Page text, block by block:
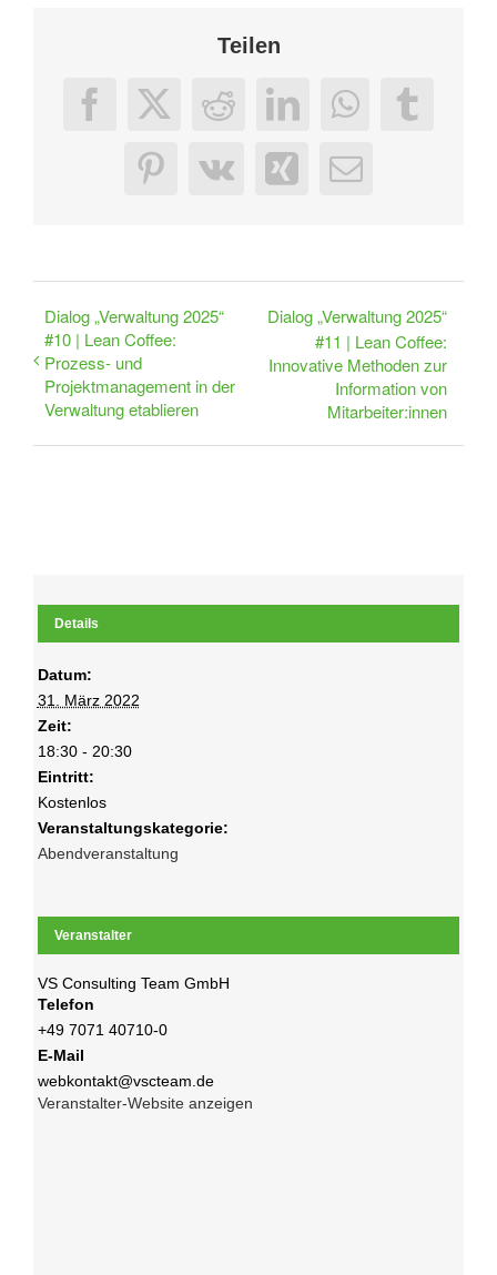
Teilen
Facebook
X RedditLinkedInWhatsApp
Pinterest
Vk XingE-
Dialog „Verwaltung 2025“
#10 | Lean Coffee:
Prozess- und
Projektmanagement in der
Verwaltung etablieren
Dialog „Verwaltung 2025“
#11 | Lean Coffee:
Innovative Methoden zur
Information von
Mitarbeiter:innen
Details
Datum:
31. März 2022
Zeit:
18:30 - 20:30
Eintritt:
Kostenlos
Veranstaltungskategorie:
Abendveranstaltung
Veranstalter
VS Consulting Team GmbH
Telefon
+49 7071 40710-0
E-Mail
webkontakt@vscteam.de
Veranstalter-Website anzeigen